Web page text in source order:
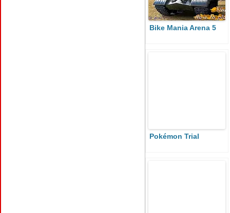
Bike Mania Arena 5
Pokémon Trial